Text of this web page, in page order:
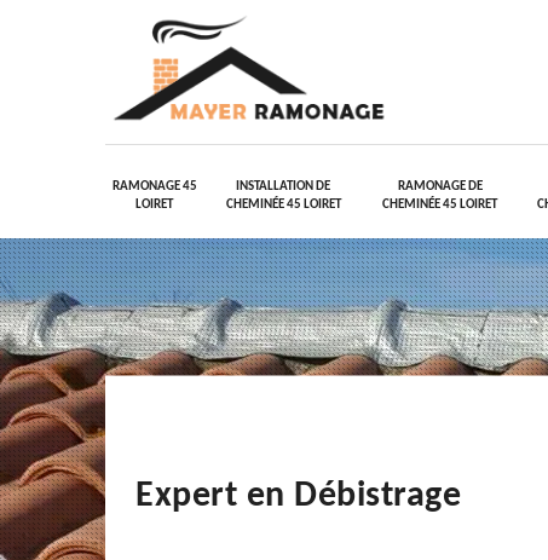
RAMONAGE 45
LOIRET
INSTALLATION DE
CHEMINÉE 45 LOIRET
RAMONAGE DE
CHEMINÉE 45 LOIRET
Expert en Débistrage